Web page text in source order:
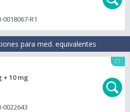
0018067-R1
para med. equivalentes
C1
+ 10 mg
0022643